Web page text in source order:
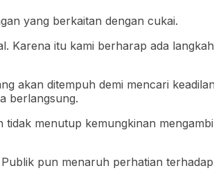
yang berkaitan dengan cukai.
Karena itu kami berharap ada
akan ditempuh demi mencari
berlangsung.
menutup kemungkinan
pun menaruh perhatian